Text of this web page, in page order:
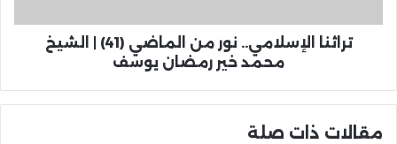
تراثنا الإسلامي.. نور من الماضي (41) | الشيخ
محمد خير رمضان يوسف
مقالات ذات صلة